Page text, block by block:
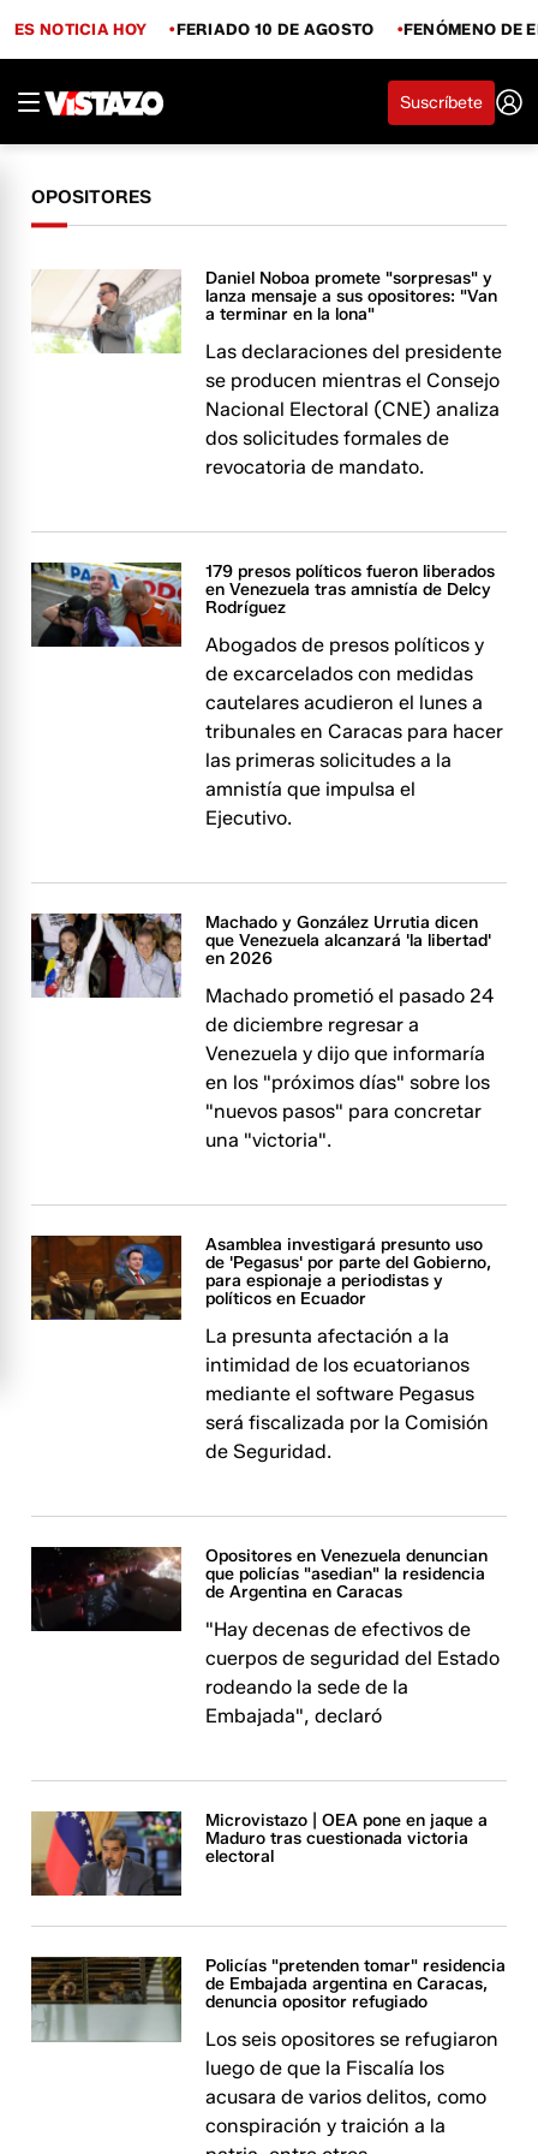
ES NOTICIA HOY FERIADO 10 DE AGOSTO FENÓMENO DE
Suscríbete
OPOSITORES
Daniel Noboa promete "sorpresas" y
lanza mensaje a sus opositores: "Van
a terminar en la lona"
Las declaraciones del presidente
se producen mientras el Consejo
Nacional Electoral (CNE) analiza
dos solicitudes formales de
revocatoria de mandato.
179 presos políticos fueron liberados
en Venezuela tras amnistía de Delcy
Rodríguez
Abogados de presos políticos y
de excarcelados con medidas
cautelares acudieron el lunes a
tribunales en Caracas para hacer
las primeras solicitudes a la
amnistía que impulsa el
Ejecutivo.
Machado y González Urrutia dicen
que Venezuela alcanzará 'la libertad'
en 2026
Machado prometió el pasado 24
de diciembre regresar a
Venezuela y dijo que informaría
en los "próximos días" sobre los
"nuevos pasos" para concretar
una "victoria".
Asamblea investigará presunto uso
de 'Pegasus' por parte del Gobierno,
para espionaje a periodistas y
políticos en Ecuador
La presunta afectación a la
intimidad de los ecuatorianos
mediante el software Pegasus
será fiscalizada por la Comisión
de Seguridad.
Opositores en Venezuela denuncian
que policías "asedian" la residencia
de Argentina en Caracas
"Hay decenas de efectivos de
cuerpos de seguridad del Estado
rodeando la sede de la
Embajada", declaró
Microvistazo | OEA pone en jaque a
Maduro tras cuestionada victoria
electoral
Policías "pretenden tomar" residencia
de Embajada argentina en Caracas,
denuncia opositor refugiado
Los seis opositores se refugiaron
luego de que la Fiscalía los
acusara de varios delitos, como
conspiración y traición a la